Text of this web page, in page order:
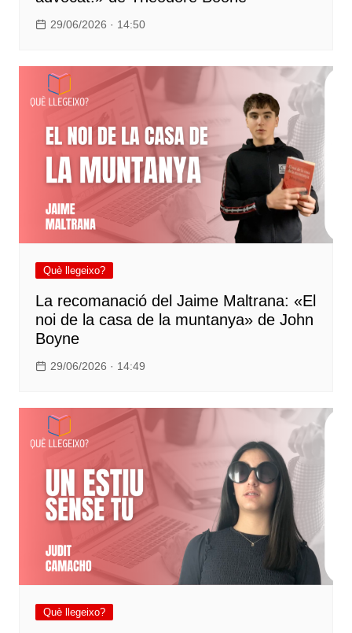
29/06/2026 · 14:50
Què llegeixo?
La recomanació del Jaime Maltrana: «El
noi de la casa de la muntanya» de John
Boyne
29/06/2026 · 14:49
Què llegeixo?